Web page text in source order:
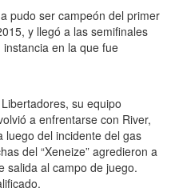
pudo ser campeón del primer
y llegó a las semifinales
en la que fue
su equipo
a enfrentarse con River,
luego del incidente del gas
del “Xeneize” agredieron a
salida al campo de juego.